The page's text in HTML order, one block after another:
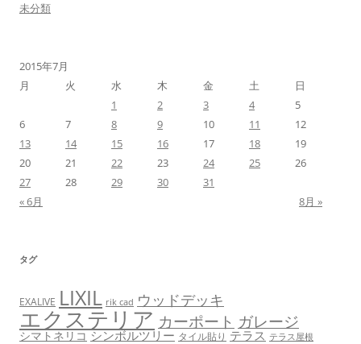
未分類
2015年7月
月
火 水 木 金 土
日
1
2 3 4
5
6
7 8 9 10 11
12
13
14 15 16 17 18
19
20
21 22 23 24 25
26
27
28 29 30
31
« 6月
8月 »
タグ
EXALIVE LIXIL rik cad ウッドデッキ
エクステリア カーポート ガレージ
シマトネリコ シンボルツリー タイル貼り テラス テラス屋根